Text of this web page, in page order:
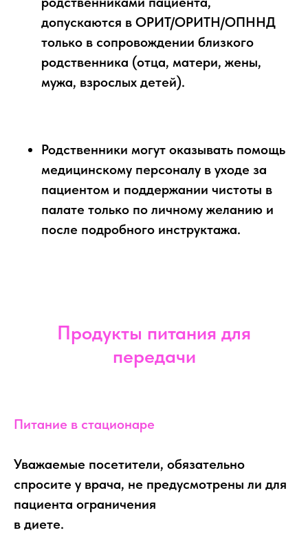
допускаются в ОРИТ/ОРИТН/ОПННД
только в сопровождении близкого
родственника (отца, матери, жены,
мужа, взрослых детей).
Родственники могут оказывать помощь
медицинскому персоналу в уходе за
пациентом и поддержании чистоты в
палате только по личному желанию и
после подробного инструктажа.
Продукты питания для
передачи
Питание в стационаре
Уважаемые посетители, обязательно
спросите у врача, не предусмотрены ли для
пациента ограничения
в диете.